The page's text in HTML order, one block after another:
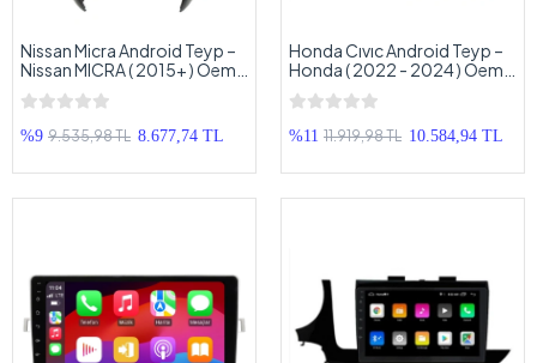
Nissan Micra Android Teyp –
Nissan MICRA ( 2015+ ) Oem
Android Multimedya – Nissan
Micra Android Double Teyp
%9 9.535,98 TL 8.677,74 TL
Honda Cıvıc Android Teyp –
Honda ( 2022 - 2024 ) Oem
Android Multimedya – Honda
CIVIC Android Double Teyp
%11 11.919,98 TL 10.584,94 TL